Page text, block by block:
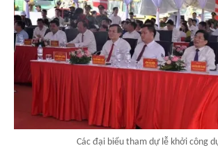
Các đại biểu tham dự lễ khởi công